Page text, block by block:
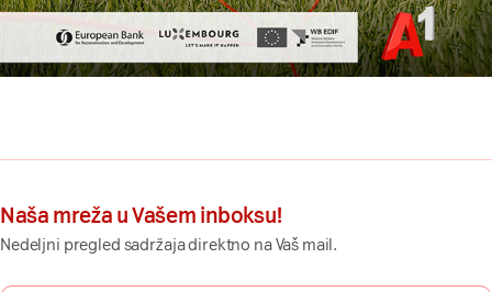
Naša mreža u Vašem inboksu!
Nedeljni pregled sadržaja direktno na Vaš mail.